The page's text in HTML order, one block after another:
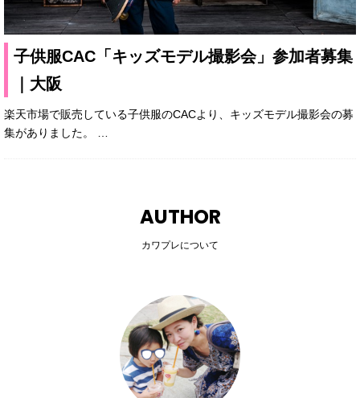
子供服CAC「キッズモデル撮影会」参加者募集
｜大阪
楽天市場で販売している子供服のCACより、キッズモデル撮影会の募
集がありました。
AUTHOR
カワプレについて